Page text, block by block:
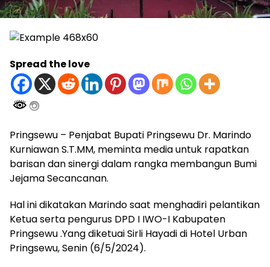
Spread the love
Pringsewu – Penjabat Bupati Pringsewu Dr. Marindo
Kurniawan S.T.MM, meminta media untuk rapatkan
barisan dan sinergi dalam rangka membangun Bumi
Jejama Secancanan.
Hal ini dikatakan Marindo saat menghadiri pelantikan
Ketua serta pengurus DPD I IWO-I Kabupaten
Pringsewu .Yang diketuai Sirli Hayadi di Hotel Urban
Pringsewu, Senin (6/5/2024).